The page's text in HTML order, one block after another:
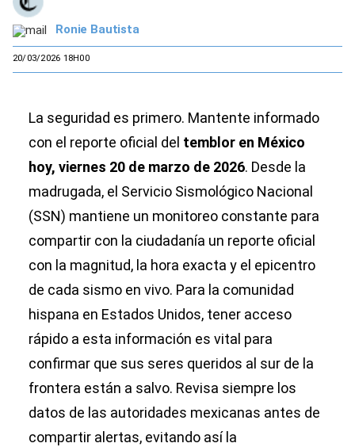
Ronie Bautista
20/03/2026 18H00
La seguridad es primero. Mantente informado
con el reporte oficial del temblor en México
hoy, viernes 20 de marzo de 2026. Desde la
madrugada, el Servicio Sismológico Nacional
(SSN) mantiene un monitoreo constante para
compartir con la ciudadanía un reporte oficial
con la magnitud, la hora exacta y el epicentro
de cada sismo en vivo. Para la comunidad
hispana en Estados Unidos, tener acceso
rápido a esta información es vital para
confirmar que sus seres queridos al sur de la
frontera están a salvo. Revisa siempre los
datos de las autoridades mexicanas antes de
compartir alertas, evitando así la